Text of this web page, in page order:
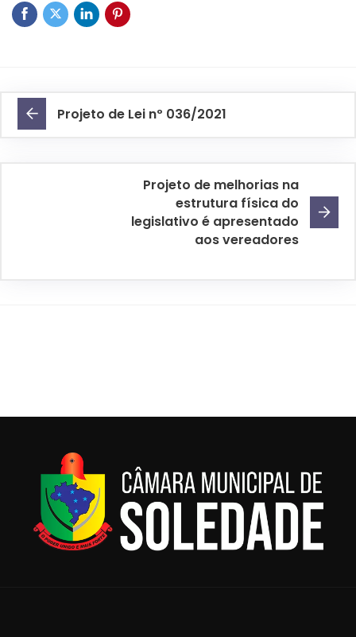
Projeto de Lei nº 036/2021
Projeto de melhorias na
estrutura física do
legislativo é apresentado
aos vereadores